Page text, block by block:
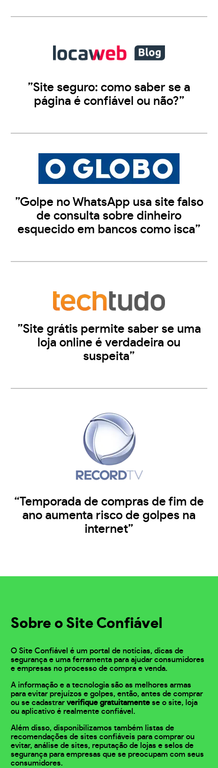
”Site seguro: como saber se a
página é confiável ou não?”
”Golpe no WhatsApp usa site falso
de consulta sobre dinheiro
esquecido em bancos como isca”
”Site grátis permite saber se uma
loja online é verdadeira ou
suspeita”
“Temporada de compras de fim de
ano aumenta risco de golpes na
internet”
Sobre o Site Confiável
O Site Confiável é um portal de notícias, dicas de
segurança e uma ferramenta para ajudar consumidores
e empresas no processo de compra e venda.
A informação e a tecnologia são as melhores armas
para evitar prejuízos e golpes, então, antes de comprar
ou se cadastrarverifique gratuitamente se o site, loja
ou aplicativo é realmente confiável.
Além disso, disponibilizamos também listas de
recomendações de sites confiáveis para comprar ou
evitar, análise de sites, reputação de lojas e selos de
segurança para empresas que se preocupam com seus
consumidores.